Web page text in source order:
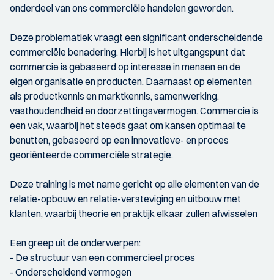
onderdeel van ons commerciële handelen geworden.
Deze problematiek vraagt een significant onderscheidende
commerciële benadering. Hierbij is het uitgangspunt dat
commercie is gebaseerd op interesse in mensen en de
eigen organisatie en producten. Daarnaast op elementen
als productkennis en marktkennis, samenwerking,
vasthoudendheid en doorzettingsvermogen. Commercie is
een vak, waarbij het steeds gaat om kansen optimaal te
benutten, gebaseerd op een innovatieve- en proces
georiënteerde commerciële strategie.
Deze training is met name gericht op alle elementen van de
relatie-opbouw en relatie-versteviging en uitbouw met
klanten, waarbij theorie en praktijk elkaar zullen afwisselen
Een greep uit de onderwerpen:
- De structuur van een commercieel proces
- Onderscheidend vermogen